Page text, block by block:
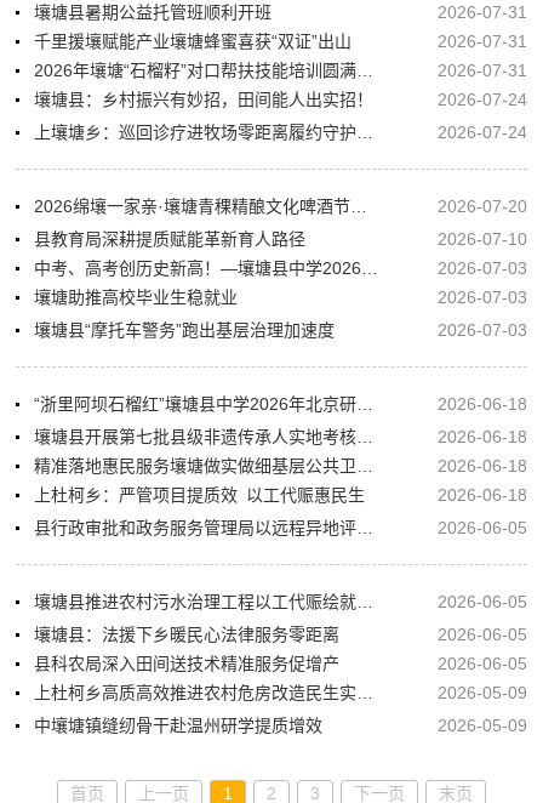
壤塘县暑期公益托管班顺利开班
2026-07-31
千里援壤赋能产业壤塘蜂蜜喜获“双证”出山
2026-07-31
2026-07-31
壤塘县：乡村振兴有妙招，田间能人出实招！
2026-07-24
2026-07-24
2026-07-20
县教育局深耕提质赋能革新育人路径
2026-07-10
2026-07-03
壤塘助推高校毕业生稳就业
2026-07-03
壤塘县“摩托车警务”跑出基层治理加速度
2026-07-03
2026-06-18
2026-06-18
2026-06-18
上杜柯乡：严管项目提质效 以工代赈惠民生
2026-06-18
2026-06-05
2026-06-05
壤塘县：法援下乡暖民心法律服务零距离
2026-06-05
县科农局深入田间送技术精准服务促增产
2026-06-05
2026-05-09
中壤塘镇缝纫骨干赴温州研学提质增效
2026-05-09
首页 上一页 1 2 3 下一页 末页